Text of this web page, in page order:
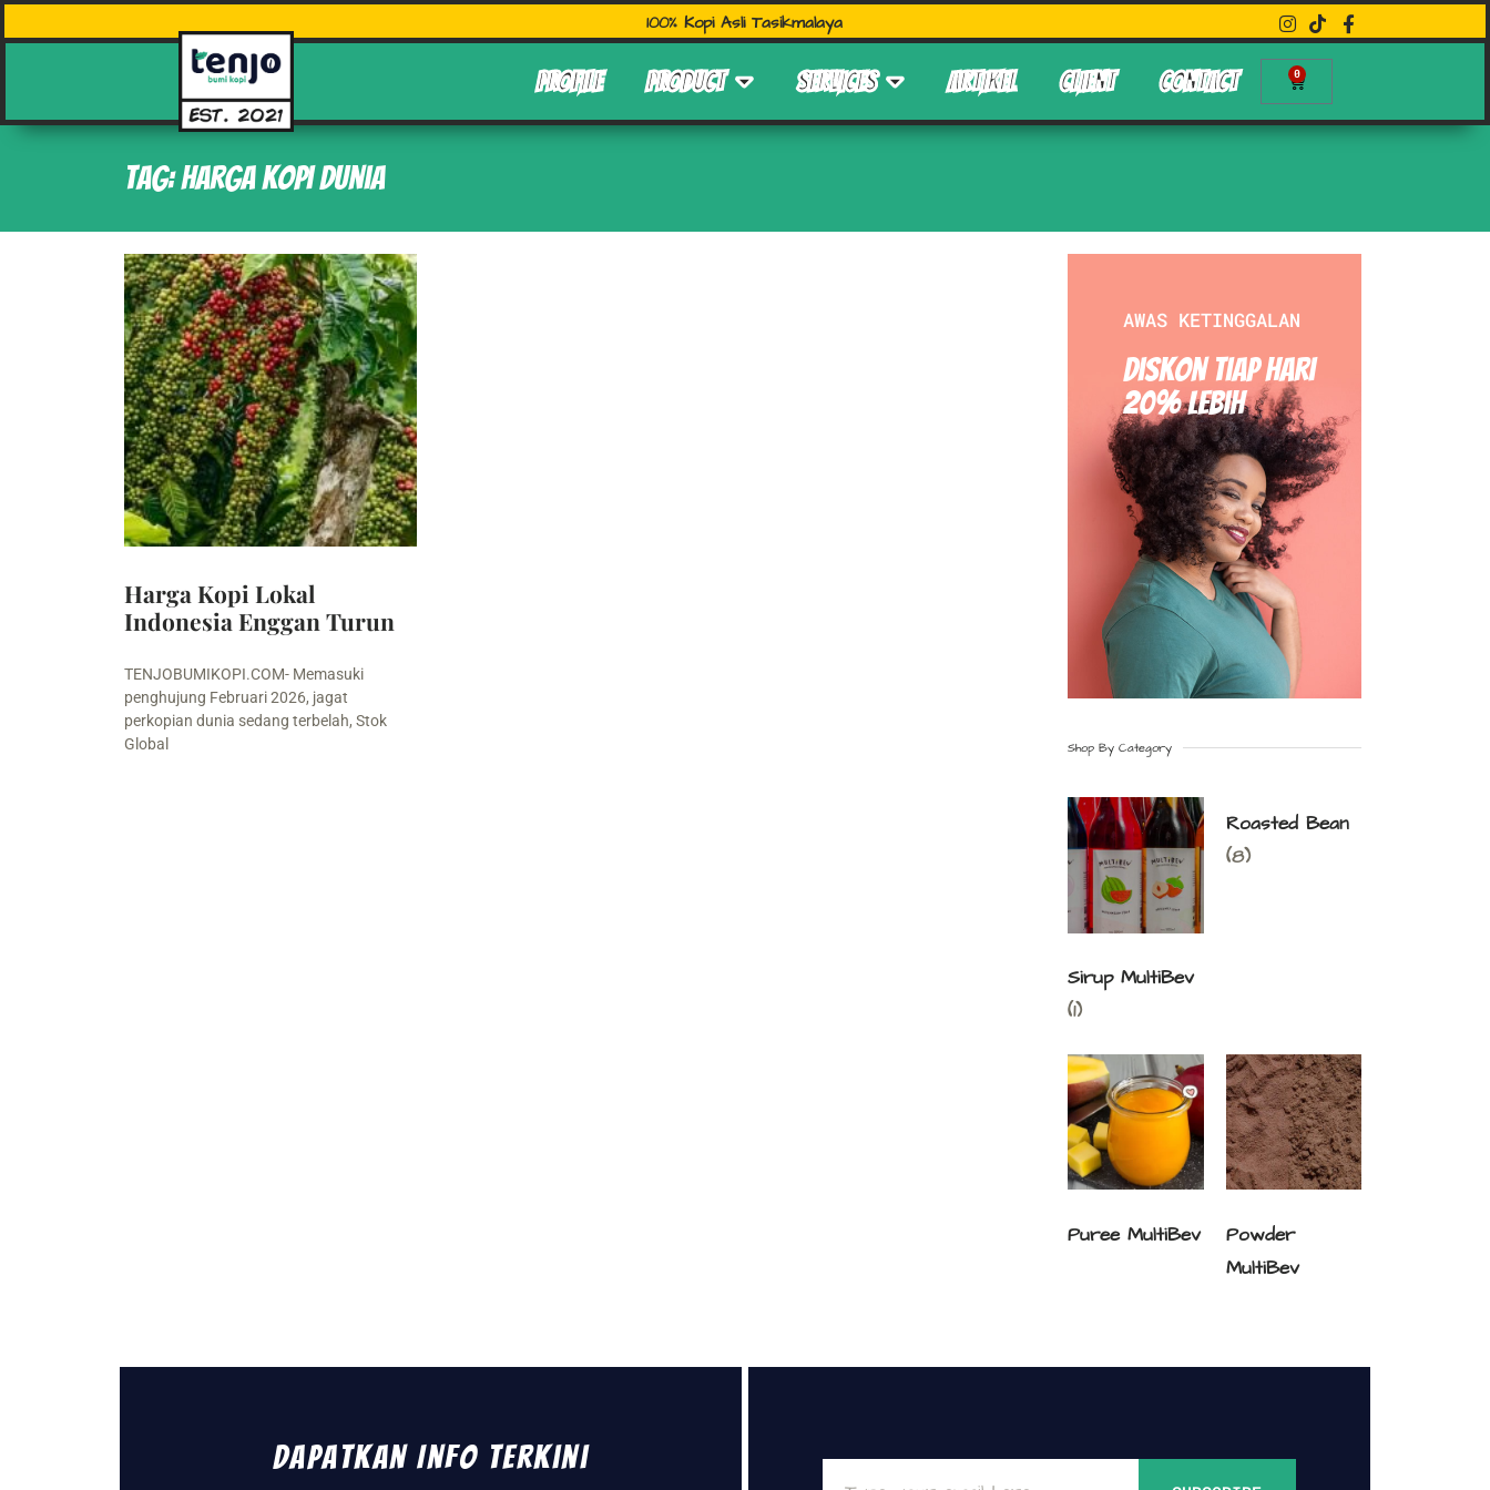
100% Kopi Asli Tasikmalaya
PROFILE PRODUCT SERVICES ARTIKEL CLIENT CONTACT 0
Tag: harga kopi dunia
Harga Kopi Lokal
Indonesia Enggan Turun
TENJOBUMIKOPI.COM- Memasuki
penghujung Februari 2026, jagat
perkopian dunia sedang terbelah, Stok
Global
AWAS KETINGGALAN
Diskon Tiap hari
20% Lebih
Shop By Category
Sirup MultiBev
(1)
Roasted Bean
(8)
Puree MultiBev
Powder
MultiBev
Dapatkan Info Terkini